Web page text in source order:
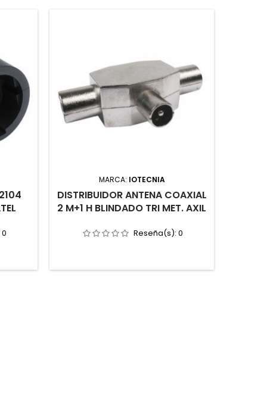
0
MARCA: IOTECNIA
DISTRIBUIDOR ANTENA COAXIAL
2 M+1 H BLINDADO TRI MET. AXIL
Reseña(s): 0